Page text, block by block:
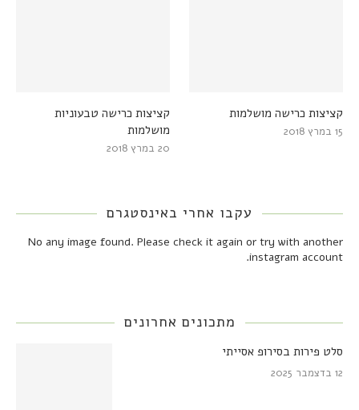
קציצות כרישה טבעוניות
מושלמות
20 במרץ 2018
קציצות כרישה מושלמות
15 במרץ 2018
עקבו אחרי באינסטגרם
No any image found. Please check it again or try with another
instagram account.
מתכונים אחרונים
סלט פירות בסירופ אסייתי
12 בדצמבר 2025